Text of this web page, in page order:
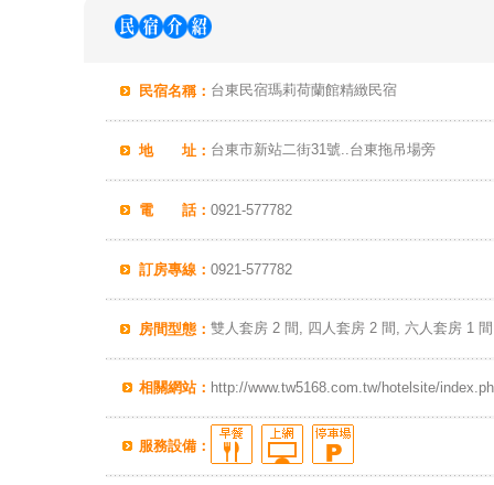
民宿名稱： 台東民宿瑪莉荷蘭館精緻民宿
地 址： 台東市新站二街31號..台東拖吊場旁
電 話： 0921-577782
訂房專線： 0921-577782
房間型態： 雙人套房 2 間, 四人套房 2 間, 六人套房 1
相關網站： http://www.tw5168.com.tw/hotelsite/
服務設備：